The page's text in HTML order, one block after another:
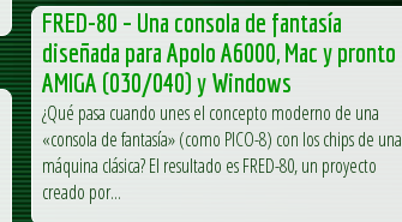
FRED-80 – Una consola de fantasía
diseñada para Apolo A6000, Mac y pronto
AMIGA (030/040) y Windows
¿Qué pasa cuando unes el concepto moderno de una
«consola de fantasía» (como PICO-8) con los chips de una
máquina clásica? El resultado es FRED-80, un proyecto
creado por...